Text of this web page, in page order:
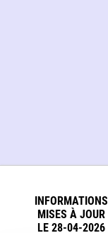
INFORMATIONS
MISES À JOUR
LE 28-04-2026